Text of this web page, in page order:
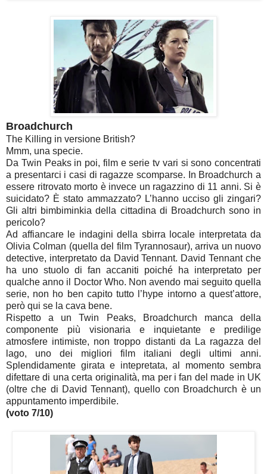
Broadchurch
The Killing in versione British?
Mmm, una specie.
Da Twin Peaks in poi, film e serie tv vari si sono concentrati
a presentarci i casi di ragazze scomparse. In Broadchurch a
essere ritrovato morto è invece un ragazzino di 11 anni. Si è
suicidato? È stato ammazzato? L’hanno ucciso gli zingari?
Gli altri bimbiminkia della cittadina di Broadchurch sono in
pericolo?
Ad affiancare le indagini della sbirra locale interpretata da
Olivia Colman (quella del film Tyrannosaur), arriva un nuovo
detective, interpretato da David Tennant. David Tennant che
ha uno stuolo di fan accaniti poiché ha interpretato per
qualche anno il Doctor Who. Non avendo mai seguito quella
serie, non ho ben capito tutto l’hype intorno a quest’attore,
però qui se la cava bene.
Rispetto a un Twin Peaks, Broadchurch manca della
componente più visionaria e inquietante e predilige
atmosfere intimiste, non troppo distanti da La ragazza del
lago, uno dei migliori film italiani degli ultimi anni.
Splendidamente girata e intepretata, al momento sembra
difettare di una certa originalità, ma per i fan del made in UK
(oltre che di David Tennant), quello con Broadchurch è un
appuntamento imperdibile.
(voto 7/10)